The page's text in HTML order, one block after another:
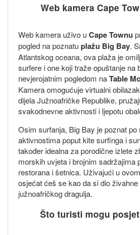
Web kamera Cape
Web kamera uživo uCape Townu
pogled na poznatuplažu Big Bay.
Atlantskog oceana, ova plaža je
surfere i one koji traže opuštanje na
nevjerojatnim pogledom naTable
Kamera omogućuje virtualni
dijela Južnoafričke Republike,
svakodnevne aktivnosti i ljepotu
Osim surfanja, Big Bay je poznat
aktivnostima poput kite surfinga i
također idealna za porodične izlete
morskih uvjeta i brojnim sadržajima
restorana i šetnica. Uživajući u
osjećat ćeš se kao da si dio
južnoafričkog dragulja.
Što turisti mogu